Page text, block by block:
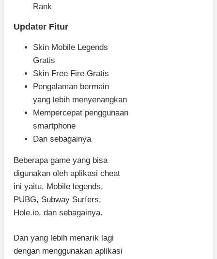
Rank
Updater Fitur
Skin Mobile Legends
Gratis
Skin Free Fire Gratis
Pengalaman bermain
yang lebih menyenangkan
Mempercepat penggunaan
smartphone
Dan sebagainya
Beberapa game yang bisa
digunakan oleh aplikasi cheat
ini yaitu, Mobile legends,
PUBG, Subway Surfers,
Hole.io, dan sebagainya.
Dan yang lebih menarik lagi
dengan menggunakan aplikasi